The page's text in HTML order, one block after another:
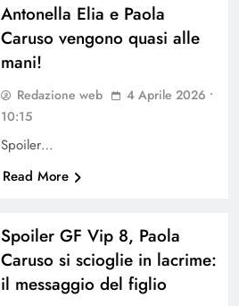
Antonella Elia e Paola
Caruso vengono quasi alle
mani!
Redazione web
4 Aprile 2026 •
10:15
Spoiler…
Read More
Spoiler GF Vip 8, Paola
Caruso si scioglie in lacrime:
il messaggio del figlio